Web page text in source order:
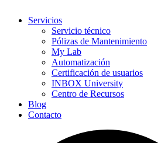
Servicios
Servicio técnico
Pólizas de Mantenimiento
My Lab
Automatización
Certificación de usuarios
INBOX University
Centro de Recursos
Blog
Contacto